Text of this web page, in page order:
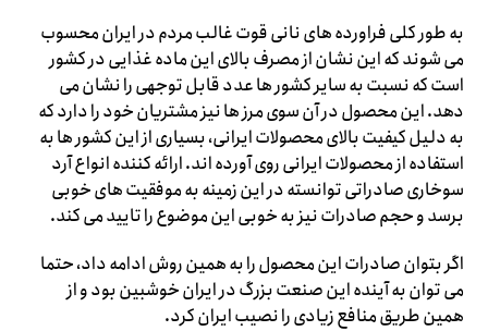
به طور کلی فراورده های نانی قوت غالب مردم در ایران محسوب
می شوند که این نشان از مصرف بالای این ماده غذایی در کشور
است که نسبت به سایر کشور ها عدد قابل توجهی را نشان می
دهد. این محصول در آن سوی مرز ها نیز مشتریان خود را دارد که
به دلیل کیفیت بالای محصولات ایرانی، بسیاری از این کشور ها به
استفاده از محصولات ایرانی روی آورده اند. ارائه کننده انواع آرد
سوخاری صادراتی توانسته در این زمینه به موفقیت های خوبی
برسد و حجم صادرات نیز به خوبی این موضوع را تایید می کند.
اگر بتوان صادرات این محصول را به همین روش ادامه داد، حتما
می توان به آینده این صنعت بزرگ در ایران خوشبین بود و از
همین طریق منافع زیادی را نصیب ایران کرد.